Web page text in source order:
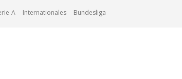
A Internationales Bundesliga